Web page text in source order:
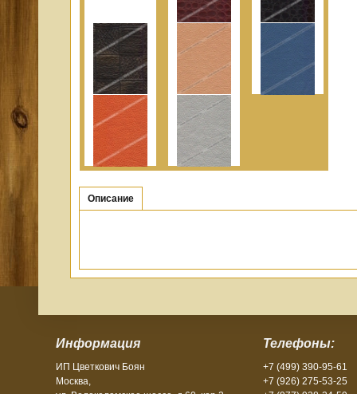
Описание
Информация
ИП Цветкович Боян
Москва,
Телефоны:
+7 (499) 390-95-61
+7 (926) 275-53-25